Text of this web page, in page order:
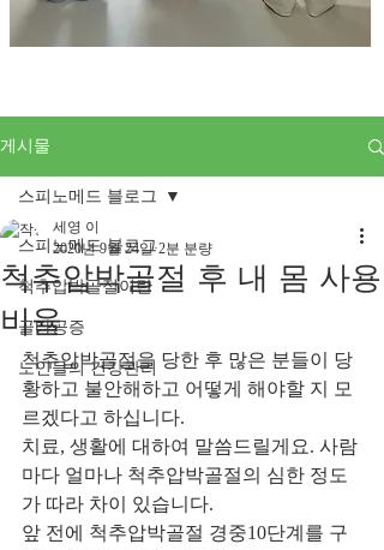
게시물
스피노메드 블로그
척추압박골절이란
골다공증
노인들의 건강관리
스피노메드 블로그
척추압박골절 후 내 몸 사용
비율
세영 이
2020년 9월 24일 2분 분량
척추압박골절을 당한 후 많은 분들이 당
황하고 불안해하고 어떻게 해야할 지 모
르겠다고 하십니다.
치료, 생활에 대하여 말씀드릴게요. 사람
마다 얼마나 척추압박골절의 심한 정도
가 따라 차이 있습니다.
앞 전에 척추압박골절 경중10단계를 구